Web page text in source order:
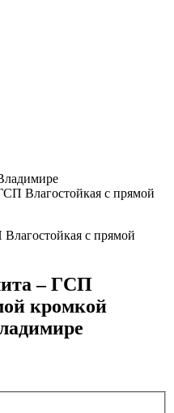
Влагостойкая с прямой
– ГСП
кромкой